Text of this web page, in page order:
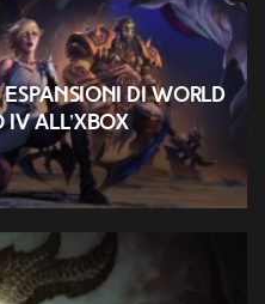
di World
all’Xbox